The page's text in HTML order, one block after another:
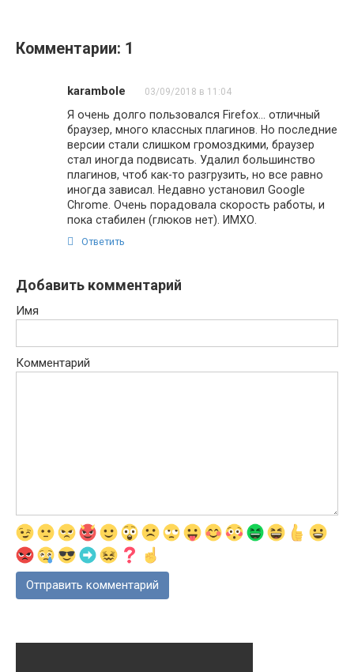
Комментарии: 1
karambole 03/09/2018 в 11:04
Я очень долго пользовался Firefox… отличный
браузер, много классных плагинов. Но последние
версии стали слишком громоздкими, браузер
стал иногда подвисать. Удалил большинство
плагинов, чтоб как-то разгрузить, но все равно
иногда зависал. Недавно установил Google
Chrome. Очень порадовала скорость работы, и
пока стабилен (глюков нет). ИМХО.
Ответить
Добавить комментарий
Имя
Комментарий